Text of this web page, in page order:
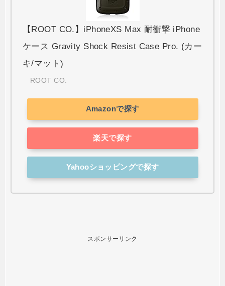
【ROOT CO.】iPhoneXS Max 耐衝撃 iPhone
ケース Gravity Shock Resist Case Pro. (カー
キ/マット)
ROOT CO.
Amazonで探す
楽天で探す
Yahooショッピングで探す
スポンサーリンク